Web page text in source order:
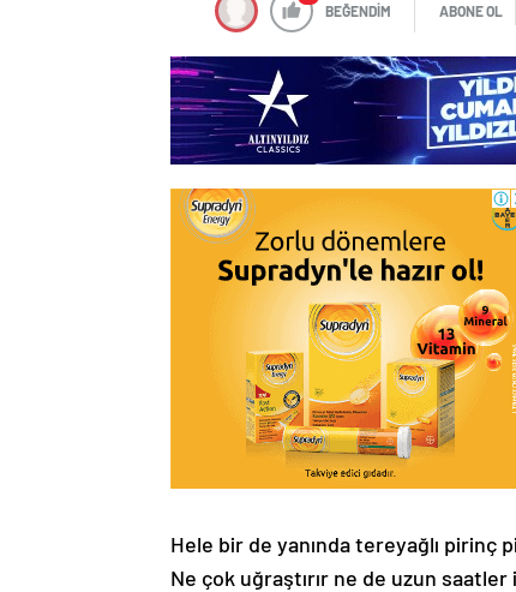
BEĞENDİM ABONE OL
Hele bir de yanında tereyağlı pirinç
Ne çok uğraştırır ne de uzun